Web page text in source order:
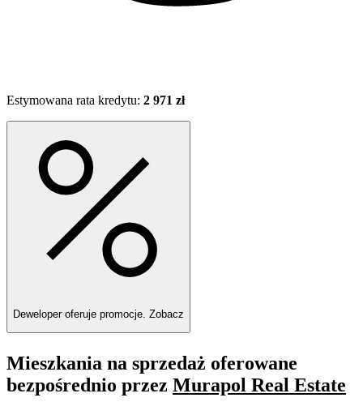
Estymowana rata kredytu: 2 971 zł
Deweloper oferuje promocje. Zobacz
Mieszkania na sprzedaż oferowane
bezpośrednio przez Murapol Real Estate